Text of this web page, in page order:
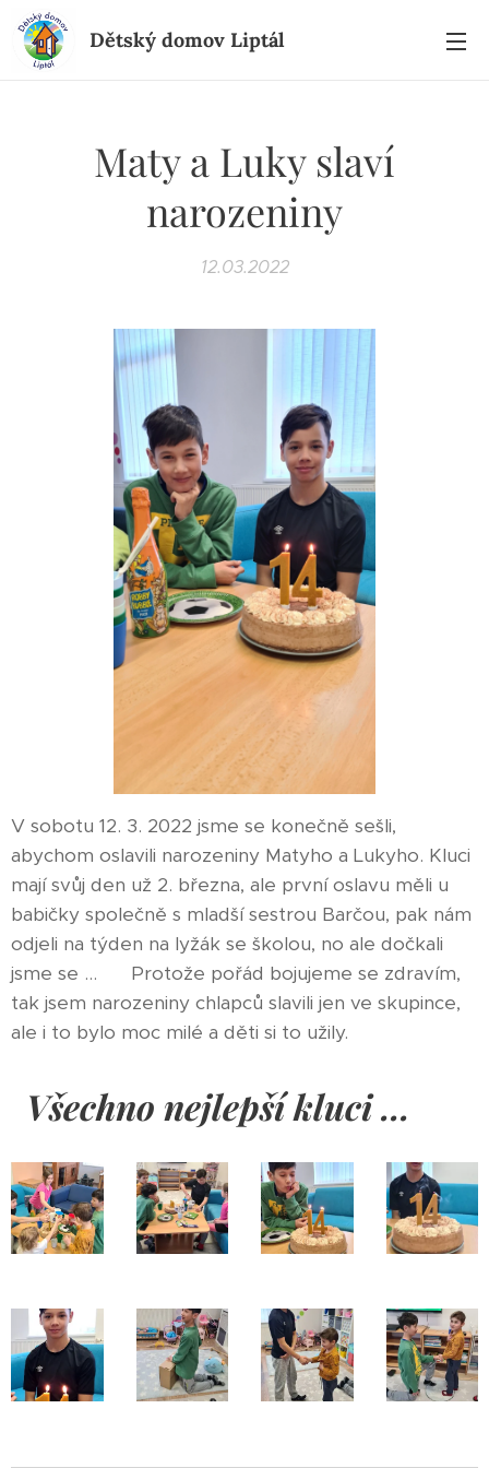
Dětský domov Liptál
Maty a Luky slaví
narozeniny
12.03.2022
V sobotu 12. 3. 2022 jsme se konečně sešli,
abychom oslavili narozeniny Matyho a Lukyho. Kluci
mají svůj den už 2. března, ale první oslavu měli u
babičky společně s mladší sestrou Barčou, pak nám
odjeli na týden na lyžák se školou, no ale dočkali
jsme se ... ♥ Protože pořád bojujeme se zdravím,
tak jsem narozeniny chlapců slavili jen ve skupince,
ale i to bylo moc milé a děti si to užily.
Všechno nejlepší kluci ... ♥